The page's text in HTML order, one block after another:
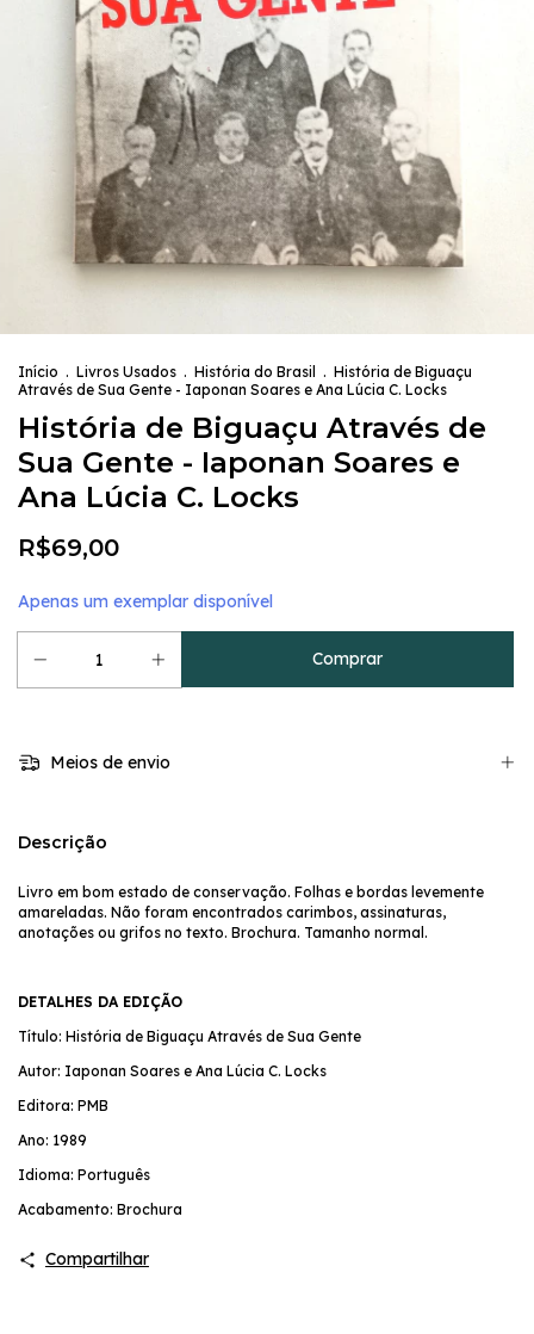
Início . Livros Usados . História do Brasil . História de Biguaçu
Através de Sua Gente - Iaponan Soares e Ana Lúcia C. Locks
História de Biguaçu Através de
Sua Gente - Iaponan Soares e
Ana Lúcia C. Locks
R$69,00
Apenas um exemplar disponível
Meios de envio
Descrição
Livro em bom estado de conservação. Folhas e bordas levemente
amareladas. Não foram encontrados carimbos, assinaturas,
anotações ou grifos no texto. Brochura. Tamanho normal.
DETALHES DA EDIÇÃO
Título: História de Biguaçu Através de Sua Gente
Autor: Iaponan Soares e Ana Lúcia C. Locks
Editora: PMB
Ano: 1989
Idioma: Português
Acabamento: Brochura
Compartilhar